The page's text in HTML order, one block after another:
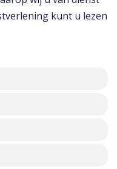
kunt u lezen